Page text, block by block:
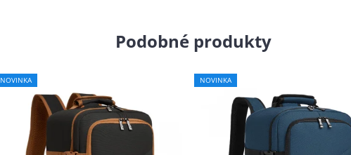
Podobné produkty
NOVINKA NOVINKA